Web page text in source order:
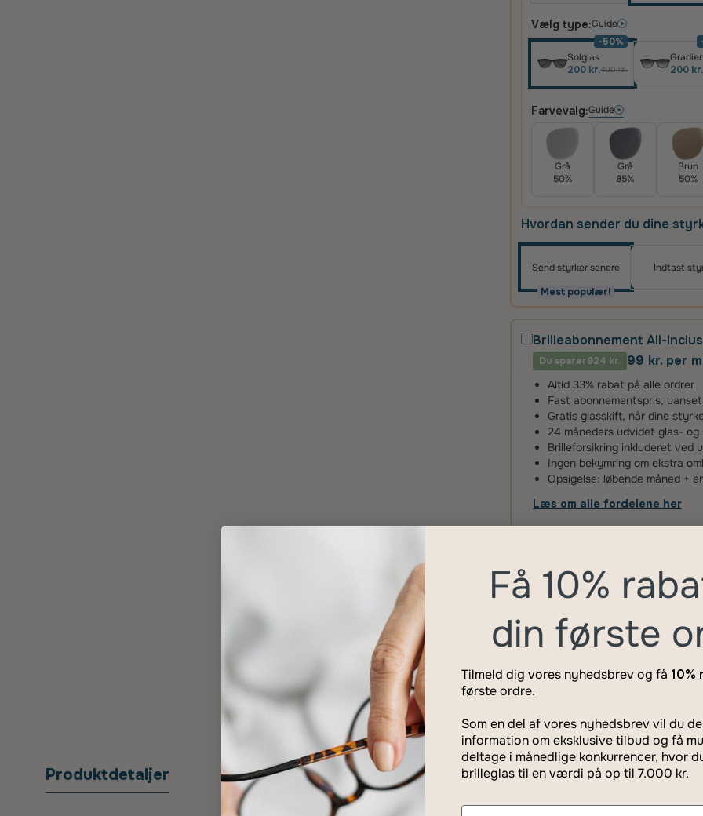
Vælg type:Guide
Solglas
200 kr.400 kr.
-50%
200 kr.
Farvevalg:Guide
Grå
50%
Grå
85%
Brun
50%
Hvordan sender du dine
Send styrker senere
Mest populær!
Indtast
Brilleabonnement All-
Du sparer924 kr. 99 kr. per
Altid 33% rabat på alle ordrer
Fast abonnementspris,
Gratis glasskift, når dine
24 måneders udvidet glas- og
Brilleforsikring inkluderet ved
Ingen bekymring om ekstra
Opsigelse: løbende måned +
Læs om alle fordelene her
100 dages udvidet garanti
Produktdetaljer Sygeforsikring Danmark Udvidet
Få 10%
din første
Tilmeld dig vores nyhedsbrev og få 10%
første ordre.
Som en del af vores nyhedsbrev vil du
information om eksklusive tilbud og få
deltage i månedlige konkurrencer, hvor
brilleglas til en værdi på op til 7.000 kr.